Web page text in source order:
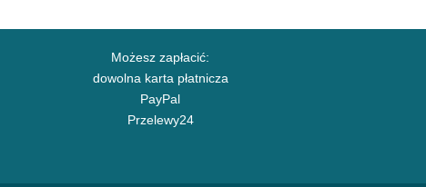
Możesz zapłacić:
dowolna karta płatnicza
PayPal
Przelewy24